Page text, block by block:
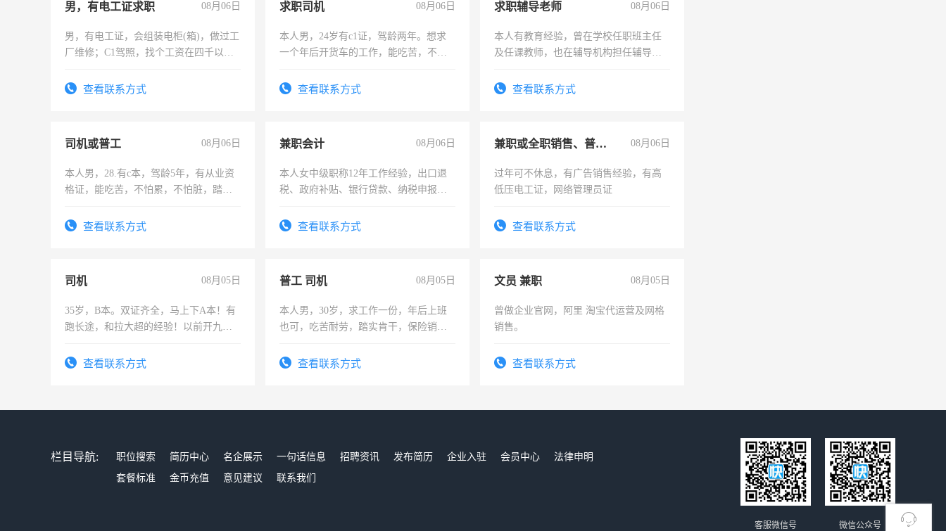
男，有电工证求职 08月06日
男，有电工证，会组装电柜(箱)，做过工
厂维修；C1驾照，找个工资在四千以
电话查看联系方式
求职司机 08月06日
本人男，24岁有c1证，驾龄两年。想求
一个年后开货车的工作，能吃苦，不怕
查看联系方式
求职辅导老师 08月06日
本人有教育经验，曾在学校任职班主任
及任课教师，也在辅导机构担任辅导教
查看联系方式
司机或普工 08月06日
本人男，28.有c本，驾龄5年，有从业资
格证，能吃苦，不怕累，不怕脏，踏
查看联系方式
兼职会计 08月06日
本人女中级职称12年工作经验，出口退
税、政府补贴、银行贷款、纳税申报、
务，财务咨询等业务。欲求兼职会计工
查看联系方式
兼职或全职销售、普工、维修 08月06日
过年可不休息，有广告销售经验，有高
低压电工证，网络管理员证
查看联系方式
司机 08月05日
35岁，B本。双证齐全，马上下A本！有
跑长途，和拉大超的经验！以前开九米
查看联系方式
普工 司机 08月05日
本人男，30岁，求工作一份，年后上班
也可，吃苦耐劳，踏实肯干，保险销售
查看联系方式
文员 兼职 08月05日
曾做企业官网，阿里 淘宝代运营及网格
销售。
查看联系方式
栏目导航: 职位搜索 简历中心 名企展示 一句话信息 招聘资讯 发布简历 企业入驻 会员中心
法律申明
套餐标准
金币充值 意见建议 联系我们
微信公众号
客服微信号